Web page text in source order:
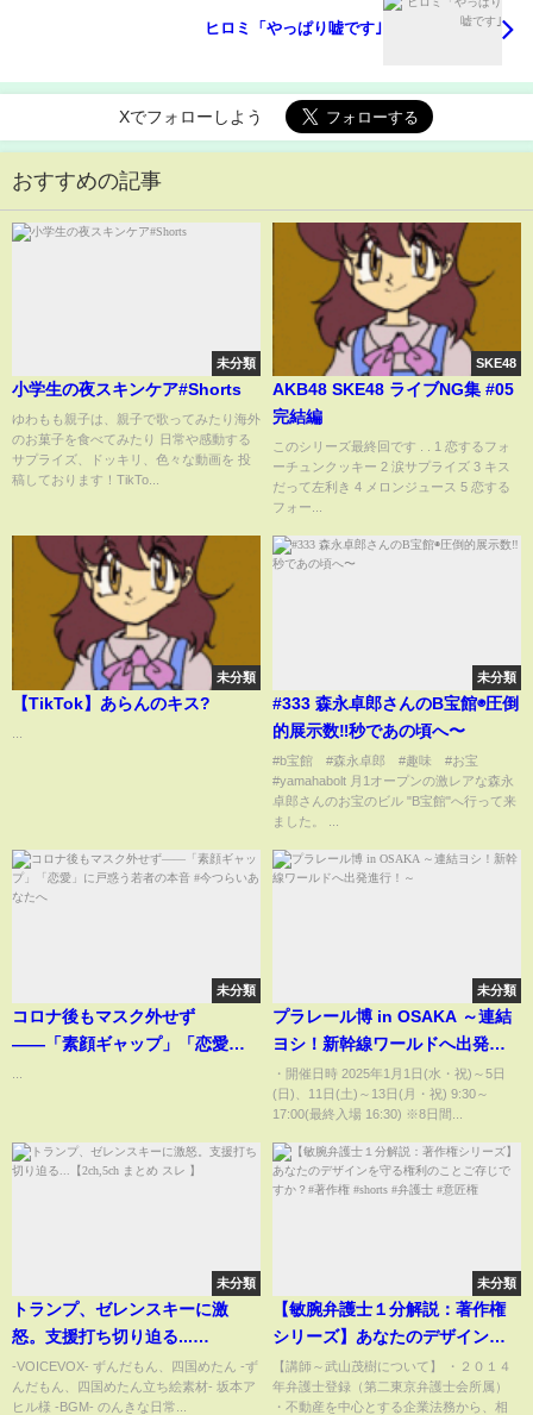
ヒロミ「やっぱり嘘です｣
Xでフォローしよう
おすすめの記事
未分類
小学生の夜スキンケア#Shorts
ゆわもも親子は、親子で歌ってみたり海外
のお菓子を食べてみたり 日常や感動する
サプライズ、ドッキリ、色々な動画を 投
稿しております！TikTo...
SKE48
AKB48 SKE48 ライブNG集 #05
完結編
このシリーズ最終回です . . 1 恋するフォ
ーチュンクッキー 2 涙サプライズ 3 キス
だって左利き 4 メロンジュース 5 恋する
フォー...
未分類
【TikTok】あらんのキス?
未分類
#333 森永卓郎さんのB宝館◉圧倒
的展示数‼︎秒であの頃へ〜
#b宝館 #森永卓郎 #趣味 #お宝
#yamahabolt 月1オープンの激レアな森永
卓郎さんのお宝のビル "B宝館"へ行って来
ました。 ...
未分類
コロナ後もマスク外せず
――「素顔ギャップ」「恋愛」
未分類
プラレール博 in OSAKA ～連結
ヨシ！新幹線ワールドへ出発進
行！～
・開催日時 2025年1月1日(水・祝)～5日
(日)、11日(土)～13日(月・祝) 9:30～
17:00(最終入場 16:30) ※8日間...
未分類
トランプ、ゼレンスキーに激
怒。支援打ち切り迫る...
【2ch,5ch まとめ スレ 】
-VOICEVOX- ずんだもん、四国めたん -ず
んだもん、四国めたん立ち絵素材- 坂本ア
ヒル様 -BGM- のんきな日常...
未分類
【敏腕弁護士１分解説：著作権
シリーズ】あなたのデザインを
守る権利のことご存じですか？#
著作権 #shorts #弁護士 #意匠権
【講師～武山茂樹について】 ・２０１４
年弁護士登録（第二東京弁護士会所属）
・不動産を中心とする企業法務から、相